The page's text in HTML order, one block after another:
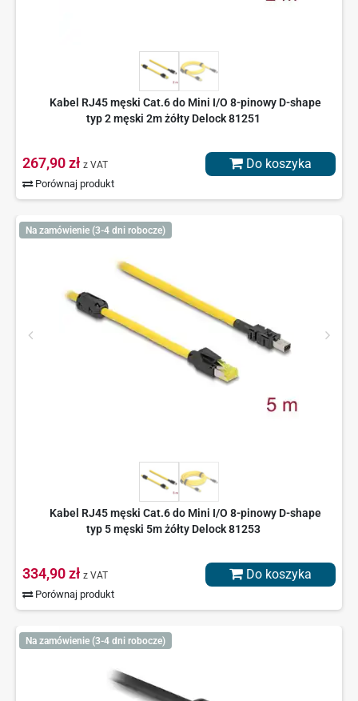
Kabel RJ45 męski Cat.6 do Mini I/O 8-pinowy D-shape
typ 2 męski 2m żółty Delock 81251
267,90 zł z VAT
Porównaj produkt
Do koszyka
Na zamówienie (3-4 dni robocze)
Kabel RJ45 męski Cat.6 do Mini I/O 8-pinowy D-shape
typ 5 męski 5m żółty Delock 81253
334,90 zł z VAT
Porównaj produkt
Do koszyka
Na zamówienie (3-4 dni robocze)